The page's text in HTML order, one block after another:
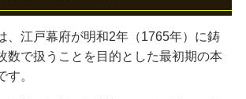
、江戸幕府が明和2年（1765年）に鋳
数で扱うことを目的とした最初期の本
。